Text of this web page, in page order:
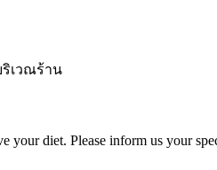
เวณร้าน
diet. Please inform us your